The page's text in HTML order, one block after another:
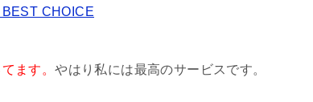
CHOICE
ます。やはり私には最高のサービスです。